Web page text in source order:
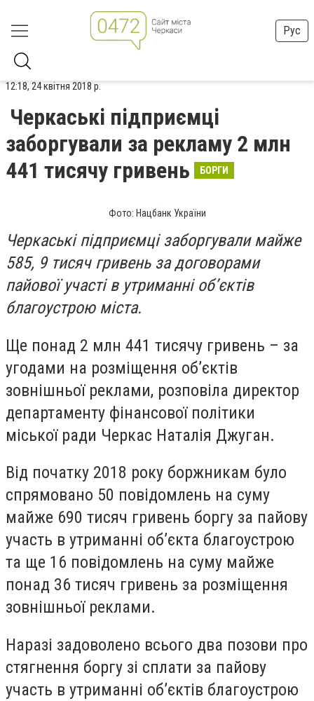
Рус
12:18, 24 квітня 2018 р.
Черкаські підприємці
заборгували за рекламу 2 млн
441 тисячу гривень
БОРГИ
Фото: Нацбанк України
Черкаські підприємці заборгували майже
585, 9 тисяч гривень за договорами
пайової участі в утриманні об’єктів
благоустрою міста.
Ще понад 2 млн 441 тисячу гривень – за
угодами на розміщення об’єктів
зовнішньої реклами, розповіла директор
департаменту фінансової політики
міської ради Черкас Наталія Джуган.
Від початку 2018 року боржникам було
спрямовано 50 повідомлень на суму
майже 690 тисяч гривень боргу за пайову
участь в утриманні об’єкта благоустрою
та ще 16 повідомлень на суму майже
понад 36 тисяч гривень за розміщення
зовнішньої реклами.
Наразі задоволено всього два позови про
стягнення боргу зі сплати за пайову
участь в утриманні об’єктів благоустрою